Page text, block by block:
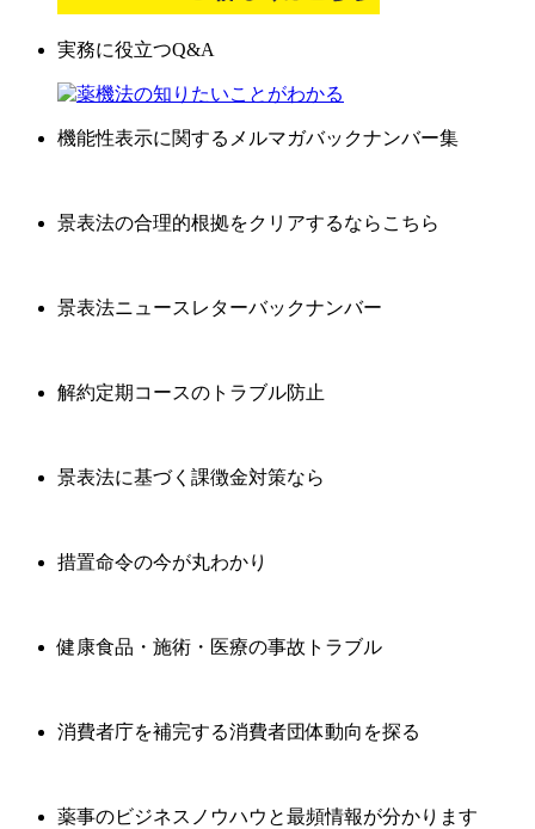
実務に役立つQ&A
機能性表示に関するメルマガバックナンバー集
景表法の合理的根拠をクリアするならこちら
景表法ニュースレターバックナンバー
解約定期コースのトラブル防止
景表法に基づく課徴金対策なら
措置命令の今が丸わかり
健康食品・施術・医療の事故トラブル
消費者庁を補完する消費者団体動向を探る
薬事のビジネスノウハウと最頻情報が分かります